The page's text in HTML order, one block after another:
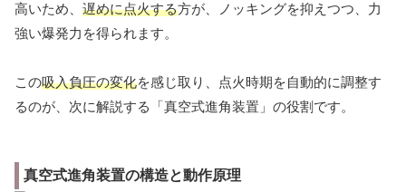
高いため、 遅めに点火する方が、ノッキングを抑えつつ、力
強い爆発力を得られます。
この吸入負圧の変化を感じ取り、点火時期を自動的に調整す
るのが、次に解説する「真空式進角装置」の役割です。
真空式進角装置の構造と動作原理